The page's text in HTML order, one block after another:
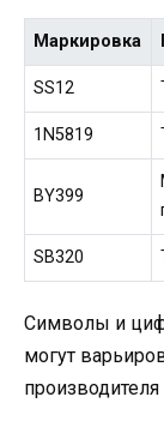
Маркировка
SS12
1N5819
BY399
SB320
Символы и
могут